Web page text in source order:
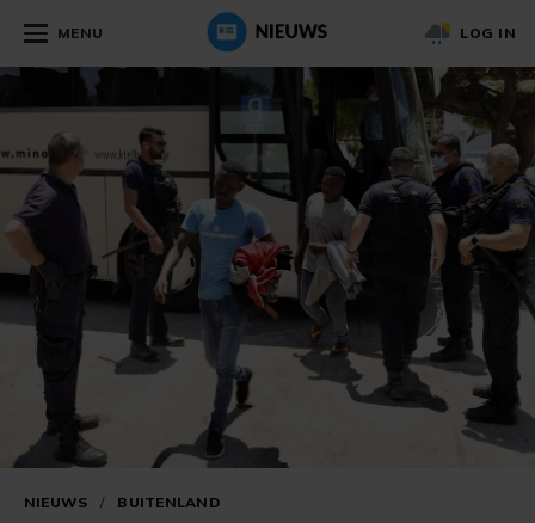
MENU LOG IN
NIEUWS / BUITENLAND